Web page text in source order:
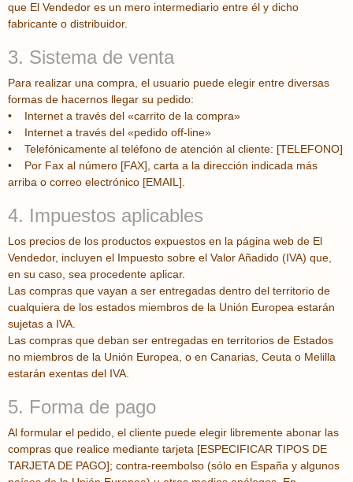
que El Vendedor es un mero intermediario entre él y dicho
fabricante o distribuidor.
3. Sistema de venta
Para realizar una compra, el usuario puede elegir entre diversas
formas de hacernos llegar su pedido:
• Internet a través del «carrito de la compra»
• Internet a través del «pedido off-line»
• Telefónicamente al teléfono de atención al cliente: [TELEFONO]
• Por Fax al número [FAX], carta a la dirección indicada más
arriba o correo electrónico [EMAIL].
4. Impuestos aplicables
Los precios de los productos expuestos en la página web de El
Vendedor, incluyen el Impuesto sobre el Valor Añadido (IVA) que,
en su caso, sea procedente aplicar.
Las compras que vayan a ser entregadas dentro del territorio de
cualquiera de los estados miembros de la Unión Europea estarán
sujetas a IVA.
Las compras que deban ser entregadas en territorios de Estados
no miembros de la Unión Europea, o en Canarias, Ceuta o Melilla
estarán exentas del IVA.
5. Forma de pago
Al formular el pedido, el cliente puede elegir libremente abonar las
compras que realice mediante tarjeta [ESPECIFICAR TIPOS DE
TARJETA DE PAGO]; contra-reembolso (sólo en España y algunos